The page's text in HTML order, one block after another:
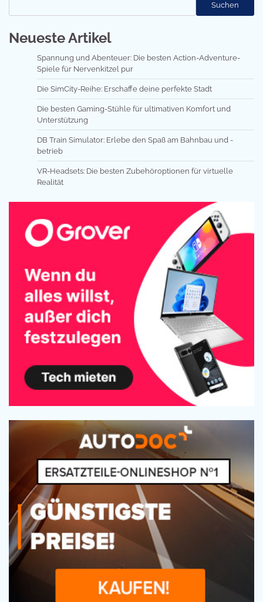
Suchen
Neueste Artikel
Spannung und Abenteuer: Die besten Action-Adventure-
Spiele für Nervenkitzel pur
Die SimCity-Reihe: Erschaffe deine perfekte Stadt
Die besten Gaming-Stühle für ultimativen Komfort und
Unterstützung
DB Train Simulator: Erlebe den Spaß am Bahnbau und -
betrieb
VR-Headsets: Die besten Zubehöroptionen für virtuelle
Realität